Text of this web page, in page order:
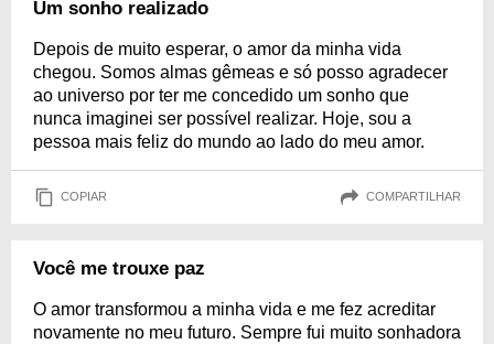
Um sonho realizado
Depois de muito esperar, o amor da minha vida
chegou. Somos almas gêmeas e só posso agradecer
ao universo por ter me concedido um sonho que
nunca imaginei ser possível realizar. Hoje, sou a
pessoa mais feliz do mundo ao lado do meu amor.
COPIAR COMPARTILHAR
Você me trouxe paz
O amor transformou a minha vida e me fez acreditar
novamente no meu futuro. Sempre fui muito sonhadora